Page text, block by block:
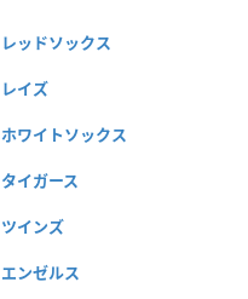
レッドソックス
レイズ
ホワイトソックス
タイガース
ツインズ
エンゼルス